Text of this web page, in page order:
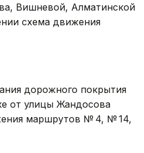
Вишневой, Алматинской
схема движения
дорожного покрытия
от улицы Жандосова
маршрутов № 4, № 14,